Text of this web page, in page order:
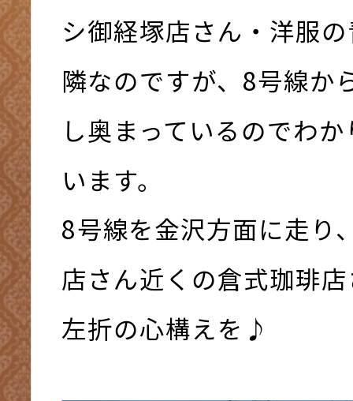
シ御経塚店さん・洋服
隣なのですが、8号線か
し奥まっているのでわ
います。
8号線を金沢方面に走り
店さん近くの倉式珈琲
左折の心構えを♪